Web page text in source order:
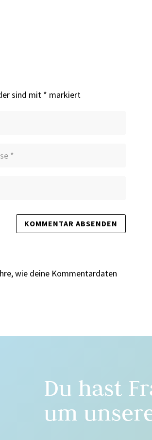
sind mit * markiert
wie deine Kommentardaten
Du hast
um